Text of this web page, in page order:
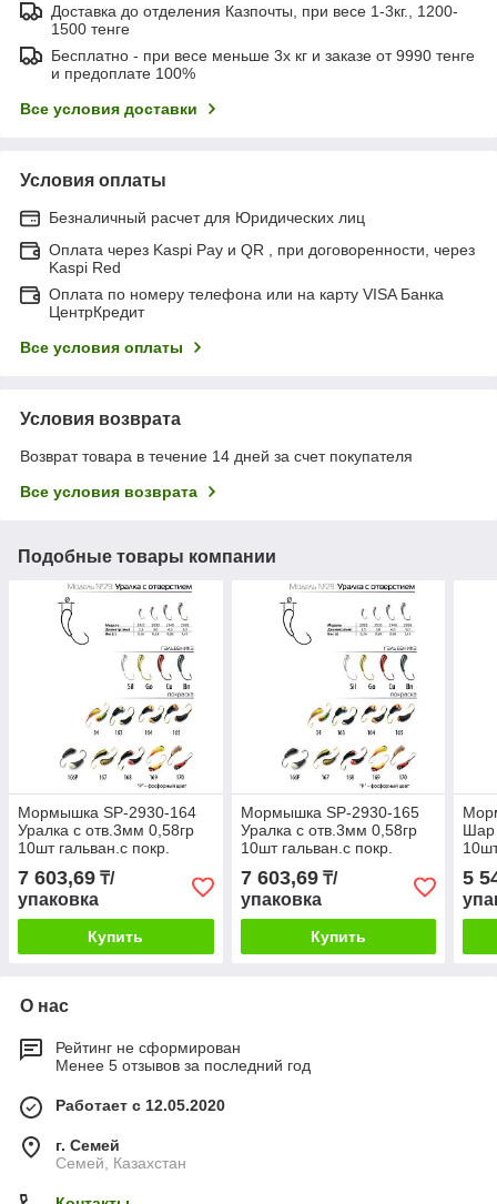
Доставка до отделения Казпочты, при весе 1-3кг., 1200-
1500 тенге
Бесплатно - при весе меньше 3х кг и заказе от 9990 тенге
и предоплате 100%
Все условия доставки
Условия оплаты
Безналичный расчет для Юридических лиц
Оплата через Kaspi Pay и QR , при договоренности, через
Kaspi Red
Оплата по номеру телефона или на карту VISA Банка
ЦентрКредит
Все условия оплаты
Условия возврата
Возврат товара в течение 14 дней за счет покупателя
Все условия возврата
Подобные товары компании
Мормышка SP-2930-164
Уралка с отв.3мм 0,58гр
10шт гальван.с покр.
7 603,69 ₸/
упаковка
Купить
Мормышка SP-2930-165
Уралка с отв.3мм 0,58гр
10шт гальван.с покр.
7 603,69₸/
упаковка
Купить
Шар
5
О нас
Рейтинг не сформирован
Менее 5 отзывов за последний год
Работает с 12.05.2020
г. Семей
Семей, Казахстан